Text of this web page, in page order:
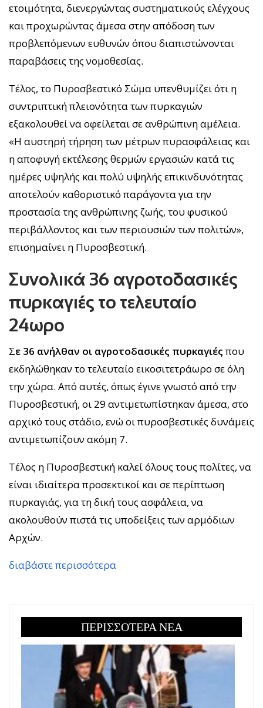
ετοιμότητα, διενεργώντας συστηματικούς ελέγχους
και προχωρώντας άμεσα στην απόδοση των
προβλεπόμενων ευθυνών όπου διαπιστώνονται
παραβάσεις της νομοθεσίας.
Τέλος, το Πυροσβεστικό Σώμα υπενθυμίζει ότι η
συντριπτική πλειονότητα των πυρκαγιών
εξακολουθεί να οφείλεται σε ανθρώπινη αμέλεια.
«Η αυστηρή τήρηση των μέτρων πυρασφάλειας και
η αποφυγή εκτέλεσης θερμών εργασιών κατά τις
ημέρες υψηλής και πολύ υψηλής επικινδυνότητας
αποτελούν καθοριστικό παράγοντα για την
προστασία της ανθρώπινης ζωής, του φυσικού
περιβάλλοντος και των περιουσιών των πολιτών»,
επισημαίνει η Πυροσβεστική.
Συνολικά 36 αγροτοδασικές
πυρκαγιές το τελευταίο
24ωρο
Σε 36 ανήλθαν οι αγροτοδασικές πυρκαγιές που
εκδηλώθηκαν το τελευταίο εικοσιτετράωρο σε όλη
την χώρα. Από αυτές, όπως έγινε γνωστό από την
Πυροσβεστική, οι 29 αντιμετωπίστηκαν άμεσα, στο
αρχικό τους στάδιο, ενώ οι πυροσβεστικές δυνάμεις
αντιμετωπίζουν ακόμη 7.
Τέλος η Πυροσβεστική καλεί όλους τους πολίτες, να
είναι ιδιαίτερα προσεκτικοί και σε περίπτωση
πυρκαγιάς, για τη δική τους ασφάλεια, να
ακολουθούν πιστά τις υποδείξεις των αρμόδιων
Αρχών.
διαβάστε περισσότερα
ΠΕΡΙΣΣΟΤΕΡΑ ΝΕΑ